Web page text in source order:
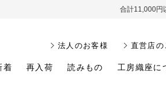
合計11,000円
着 再入荷 読みもの 工房織座に
法人のお客様 直営店の